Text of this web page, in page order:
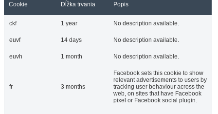
Cookie Dĺžka trvania Popis
ckf 1 year No description available.
euvf 14 days No description available.
euvh 1 month No description available.
fr 3 months
Facebook sets this cookie to show
relevant advertisements to users by
tracking user behaviour across the
web, on sites that have Facebook
pixel or Facebook social plugin.